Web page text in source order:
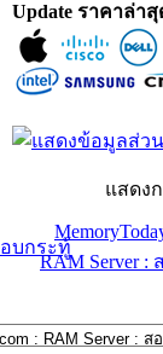
Update ราคาล่า
แสดง
RAM Server :